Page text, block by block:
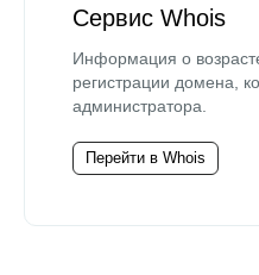
Сервис Whois
Информация о
регистрации домена,
администратора.
Перейти в Whois